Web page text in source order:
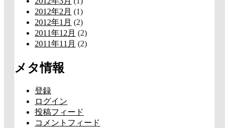
2012年2月 (1)
2012年1月 (2)
2011年12月 (2)
2011年11月 (2)
メタ情報
登録
ログイン
投稿フィード
コメントフィード